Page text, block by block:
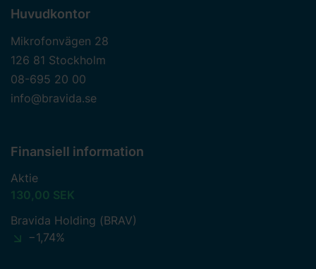
Huvudkontor
Mikrofonvägen 28
126 81 Stockholm
08-695 20 00
info@bravida.se
Finansiell information
Aktie
130,00 SEK
Bravida Holding (BRAV)
−1,74%